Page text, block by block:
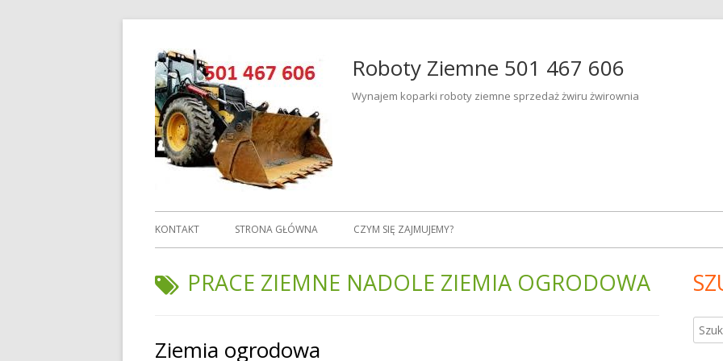
Roboty Ziemne 501 467 606
Wynajem koparki roboty ziemne sprzedaż żwiru żwirownia
Menu
KONTAKT STRONA GŁÓWNA CZYM SIĘ ZAJMUJEMY?
TAGI:
PRACE ZIEMNE NADOLE ZIEMIA OGRODOWA
Ziemia ogrodowa